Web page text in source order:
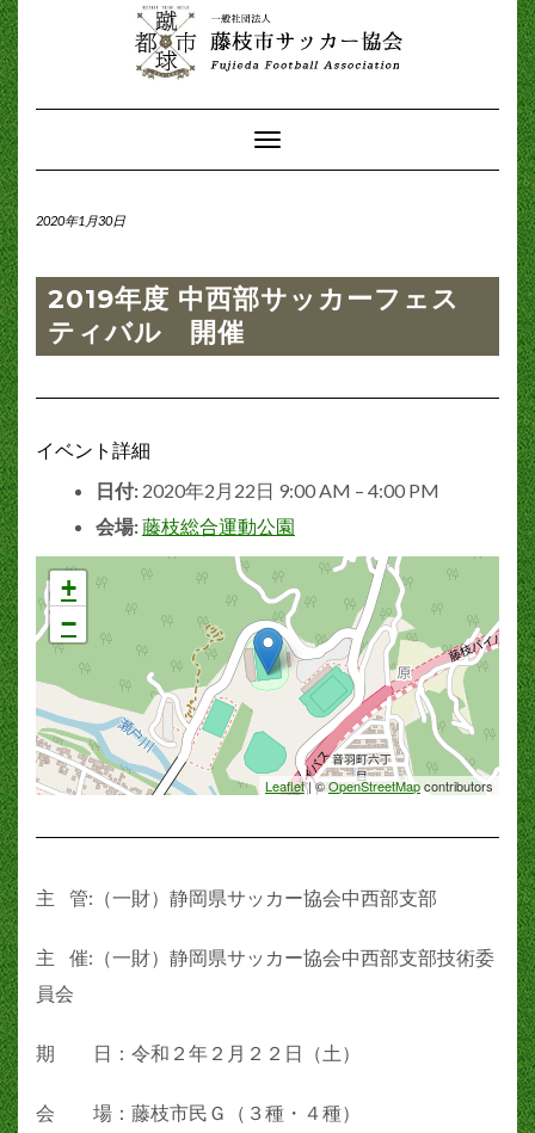
Toggle
Navigation
2020年1月30日
2019年度 中西部サッカーフェス
ティバル 開催
イベント詳細
日付: 2020年2月22日 9:00 AM – 4:00 PM
会場:藤枝総合運動公園
+
−
Leaflet| ©OpenStreetMapcontributors
主 管:（一財）静岡県サッカー協会中西部支部
主 催:（一財）静岡県サッカー協会中西部支部技術委
員会
期 日：令和２年２月２２日（土）
会 場：藤枝市民Ｇ（３種・４種）